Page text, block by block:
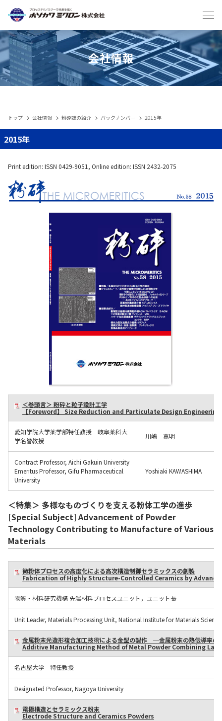
Japanese English
IIoT
メンテナンスサービス・受託
マテリアル
会社情報
お問い合わせ
会社情報
トップ 会社情報 粉砕誌の紹介 バックナンバー 2015年
2015年
Print edition: ISSN 0429-9051, Online edition: ISSN 2432-2075
＜巻頭言＞ 粉砕と粒子設計工学
【Foreword】 Size Reduction and Particulate Design Engineering
愛知学院大学薬学部特任教授 岐阜薬科大
学名誉教授
川嶋 嘉明
Contract Professor, Aichi Gakuin University
Emeritus Professor, Gifu Pharmaceutical
University
Yoshiaki KAWASHIMA
＜特集＞ 多様なものづくりを支える粉体工学の進歩
[Special Subject] Advancement of Powder
Technology Contributing to Manufacture of Various
Materials
微粉体プロセスの高度化による高次構造制御セラミックスの創製
Fabrication of Highly Structure-Controlled Ceramics by
物質・材料研究機構 先端材料プロセスユニット，ユニット長
Unit Leader, Materials Processing Unit, National Institute for Materials Science
金属粉末光造形複合加工技術による金型の製作 ─金属粉末の熱伝導率
Additive Manufacturing Method of Metal Powder Combining
名古屋大学 特任教授
Designated Professor, Nagoya University
電極構造とセラミックス粉末
Electrode Structure and Ceramics Powders